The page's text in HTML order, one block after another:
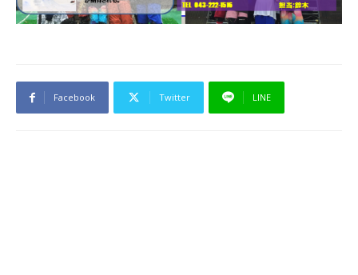
Facebook Twitter LINE